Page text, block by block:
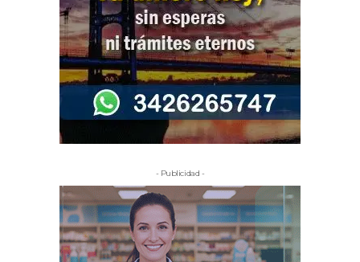
- Publicidad -